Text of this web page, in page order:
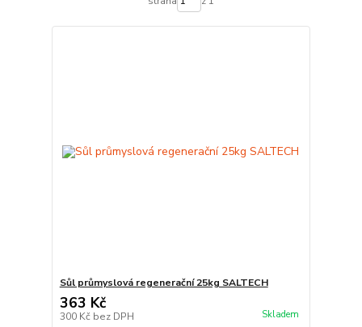
Sůl průmyslová regenerační 25kg SALTECH
363 Kč
300 Kč bez DPH Skladem